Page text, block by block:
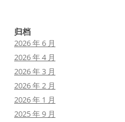
归档
2026 年 6 月
2026 年 4 月
2026 年 3 月
2026 年 2 月
2026 年 1 月
2025 年 9 月